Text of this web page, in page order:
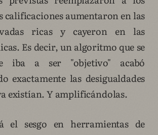
calificaciones aumentaron en las
ricas y cayeron en las
Es decir, un algoritmo que se
iba a ser "objetivo" acabó
exactamente las desigualdades
existían. Y amplificándolas.
el sesgo en herramientas de